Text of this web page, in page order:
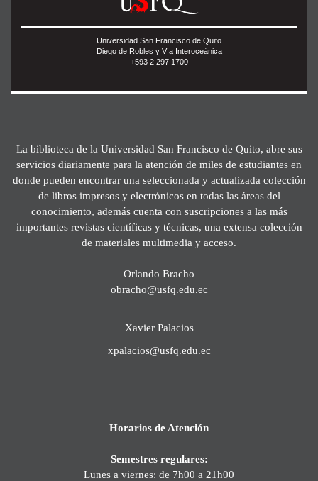
Universidad San Francisco de Quito
Diego de Robles y Vía Interoceánica
+593 2 297 1700
La biblioteca de la Universidad San Francisco de Quito, abre sus
servicios diariamente para la atención de miles de estudiantes en
donde pueden encontrar una seleccionada y actualizada colección
de libros impresos y electrónicos en todas las áreas del
conocimiento, además cuenta con suscripciones a las más
importantes revistas científicas y técnicas, una extensa colección
de materiales multimedia y acceso.
Orlando Bracho
obracho@usfq.edu.ec
Xavier Palacios
xpalacios@usfq.edu.ec
Horarios de Atención
Semestres regulares:
Lunes a viernes: de 7h00 a 21h00